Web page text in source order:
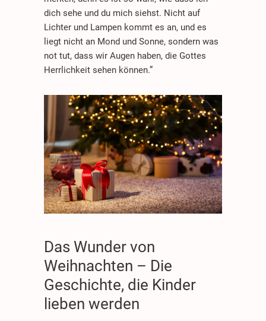
dich sehe und du mich siehst. Nicht auf
Lichter und Lampen kommt es an, und es
liegt nicht an Mond und Sonne, sondern was
not tut, dass wir Augen haben, die Gottes
Herrlichkeit sehen können.”
Das Wunder von
Weihnachten – Die
Geschichte, die Kinder
lieben werden